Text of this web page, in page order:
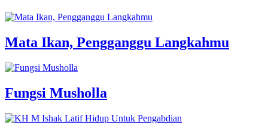
Mata Ikan, Pengganggu Langkahmu
Fungsi Musholla